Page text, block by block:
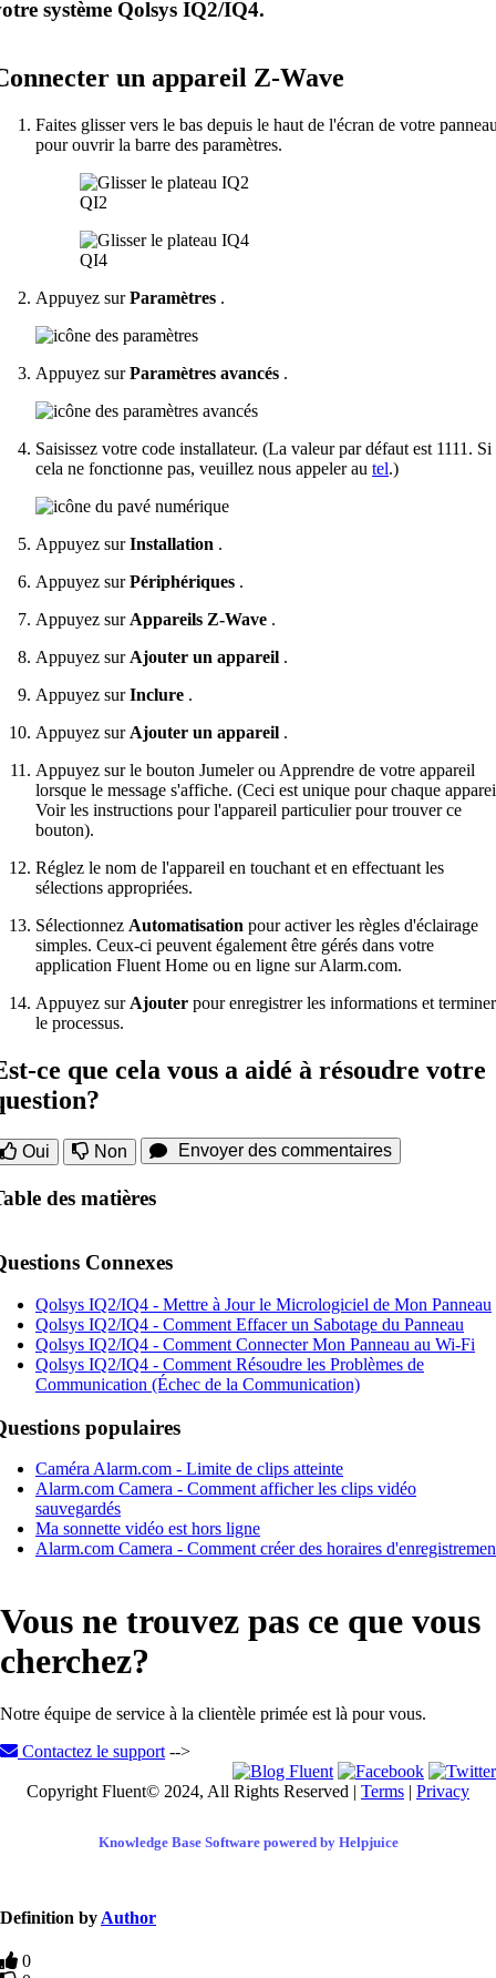
système Qolsys IQ2/IQ4.
un appareil Z-Wave
Faites glisser vers le bas depuis le haut de l'écran de votre
pour ouvrir la barre des paramètres.
QI2
QI4
Appuyez surParamètres .
Appuyez surParamètres avancés .
Saisissez votre code installateur. (La valeur par défaut est 1111. Si
cela ne fonctionne pas, veuillez nous appeler au tel.)
Appuyez surInstallation .
Appuyez surPériphériques .
Appuyez sur Appareils Z-Wave .
Appuyez sur Ajouter un appareil .
Appuyez surInclure .
Appuyez sur Ajouter un appareil .
Appuyez sur le bouton Jumeler ou Apprendre de votre appareil
lorsque le message s'affiche. (Ceci est unique pour chaque
Voir les instructions pour l'appareil particulier pour trouver ce
bouton).
Réglez le nom de l'appareil en touchant et en effectuant les
sélections appropriées.
Sélectionnez Automatisation pour activer les règles d'éclairage
simples. Ceux-ci peuvent également être gérés dans votre
application Fluent Home ou en ligne sur Alarm.com.
Appuyez sur Ajouter pour enregistrer les informations et terminer
le processus.
ce que cela vous a aidé à résoudre votre
Oui Non Envoyer des commentaires
des matières
Connexes
Qolsys IQ2/IQ4 - Mettre à Jour le Micrologiciel de Mon Panneau
Qolsys IQ2/IQ4 - Comment Effacer un Sabotage du Panneau
Qolsys IQ2/IQ4 - Comment Connecter Mon Panneau au Wi-Fi
Qolsys IQ2/IQ4 - Comment Résoudre les Problèmes de
Communication (Échec de la Communication)
populaires
Caméra Alarm.com - Limite de clips atteinte
Alarm.com Camera - Comment afficher les clips vidéo
sauvegardés
Ma sonnette vidéo est hors ligne
Alarm.com Camera - Comment créer des horaires
Vous ne trouvez pas ce que vous
cherchez?
Notre équipe de service à la clientèle primée est là pour vous.
Contactez le support -->
Copyright Fluent© 2024, All Rights Reserved | Terms | Privacy
Knowledge Base Software powered by Helpjuice
Definition by Author
0